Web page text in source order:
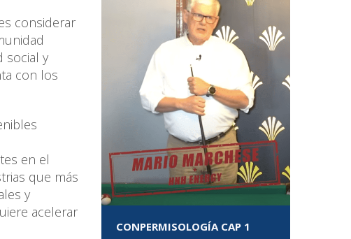
considerar
social y
con los
en el
que más
y
acelerar
CONPERMISOLOGÍA CAP 1